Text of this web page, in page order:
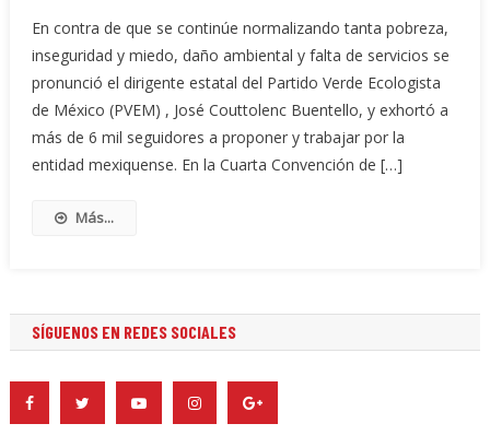
En contra de que se continúe normalizando tanta pobreza,
inseguridad y miedo, daño ambiental y falta de servicios se
pronunció el dirigente estatal del Partido Verde Ecologista
de México (PVEM) , José Couttolenc Buentello, y exhortó a
más de 6 mil seguidores a proponer y trabajar por la
entidad mexiquense. En la Cuarta Convención de […]
Más...
SÍGUENOS EN REDES SOCIALES